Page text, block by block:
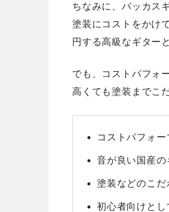
ちなみに、バッカス
塗装にコストをかけ
円する高級なギター
でも、コストパフォ
高くても塗装までこ
コストパフォ
音が良い国産の
塗装などのこだ
初心者向けと